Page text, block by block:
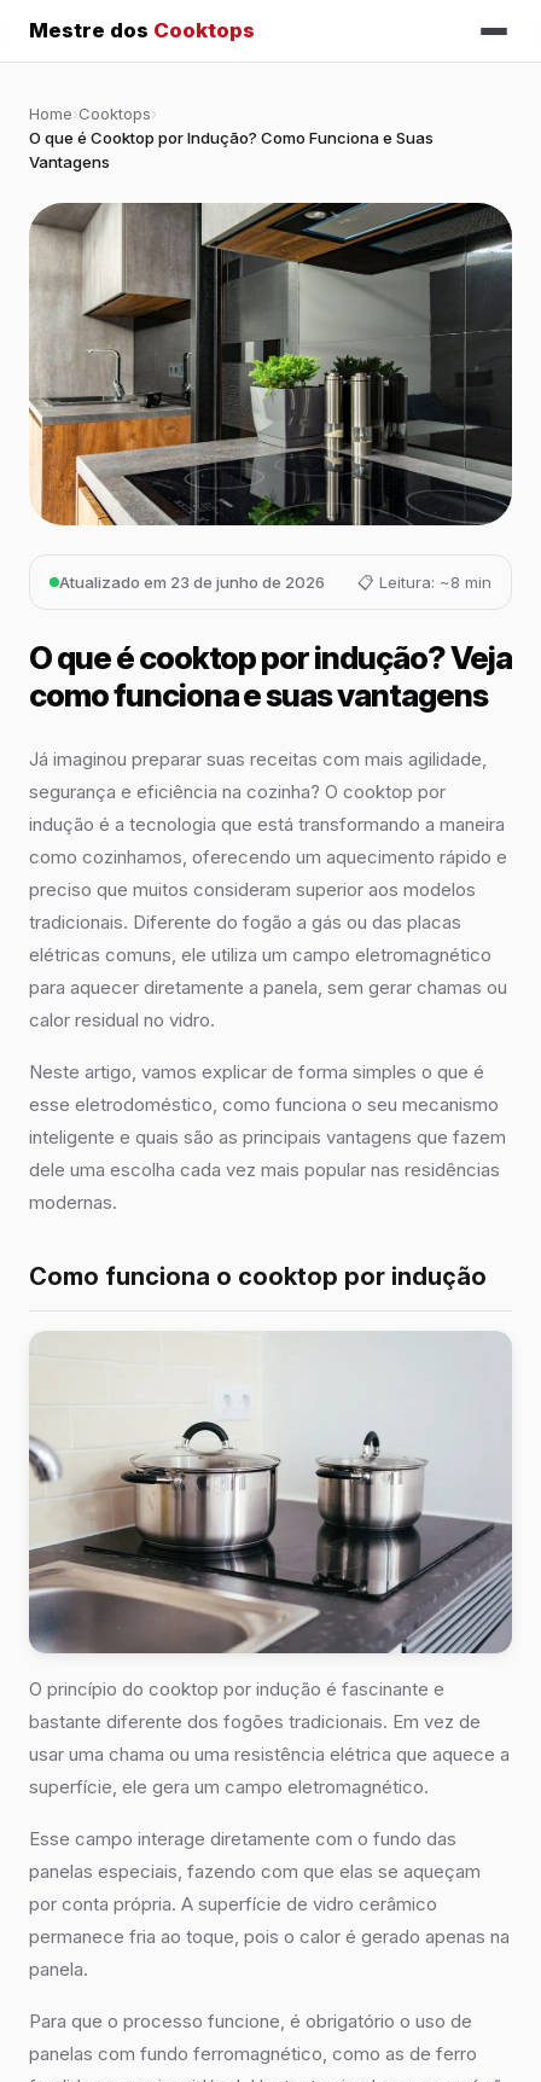
Mestre dos Cooktops
Home›Cooktops›
O que é Cooktop por Indução? Como Funciona e Suas
Vantagens
Atualizado em 23 de junho de 2026 📋 Leitura: ~8 min
O que é cooktop por indução? Veja
como funciona e suas vantagens
Já imaginou preparar suas receitas com mais agilidade,
segurança e eficiência na cozinha? O cooktop por
indução é a tecnologia que está transformando a maneira
como cozinhamos, oferecendo um aquecimento rápido e
preciso que muitos consideram superior aos modelos
tradicionais. Diferente do fogão a gás ou das placas
elétricas comuns, ele utiliza um campo eletromagnético
para aquecer diretamente a panela, sem gerar chamas ou
calor residual no vidro.
Neste artigo, vamos explicar de forma simples o que é
esse eletrodoméstico, como funciona o seu mecanismo
inteligente e quais são as principais vantagens que fazem
dele uma escolha cada vez mais popular nas residências
modernas.
Como funciona o cooktop por indução
O princípio do cooktop por indução é fascinante e
bastante diferente dos fogões tradicionais. Em vez de
usar uma chama ou uma resistência elétrica que aquece a
superfície, ele gera um campo eletromagnético.
Esse campo interage diretamente com o fundo das
panelas especiais, fazendo com que elas se aqueçam
por conta própria. A superfície de vidro cerâmico
permanece fria ao toque, pois o calor é gerado apenas na
panela.
Para que o processo funcione, é obrigatório o uso de
panelas com fundo ferromagnético, como as de ferro